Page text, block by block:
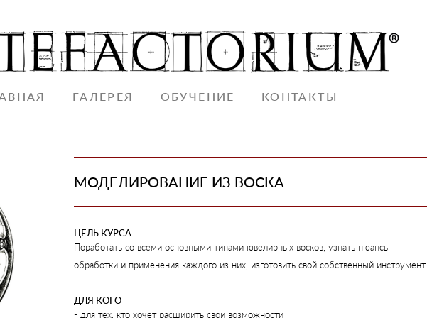
ГАЛЕРЕЯ ОБУЧЕНИЕ КОНТАКТЫ
ГАЛЕРЕЯ ОБУЧЕНИЕ КОНТАКТЫ
МОДЕЛИРОВАНИЕ ИЗ ВОСКА
ЦЕЛЬ КУРСА
Поработать со всеми основными типами ювелирных восков, узнать нюансы
обработки и применения каждого из них, изготовить свой собственный инструмент.
ДЛЯ КОГО
- для тех, кто хочет расширить свои возможности